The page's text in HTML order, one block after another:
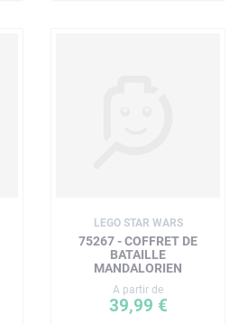
LEGO STAR WARS
75267 - COFFRET DE
BATAILLE
MANDALORIEN
A partir de
39,99 €